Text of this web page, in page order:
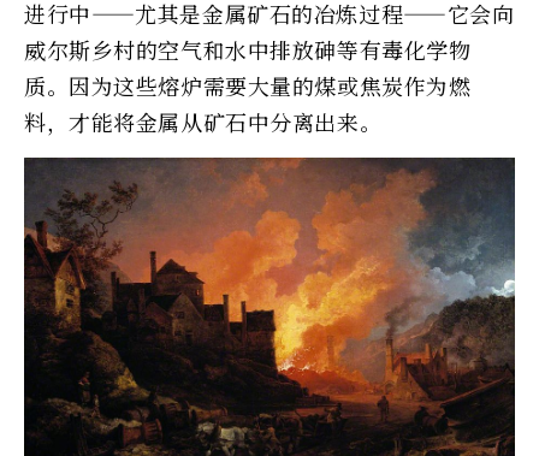
进行中——尤其是金属矿石的冶炼过程——它会向
威尔斯乡村的空气和水中排放砷等有毒化学物
质。因为这些熔炉需要大量的煤或焦炭作为燃
料，才能将金属从矿石中分离出来。